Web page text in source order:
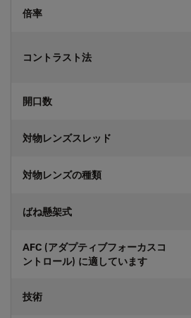
倍率
コントラスト法
開口数
対物レンズスレッド
対物レンズの種類
ばね懸架式
AFC (アダプティブフォーカスコ
ントロール) に適しています
技術